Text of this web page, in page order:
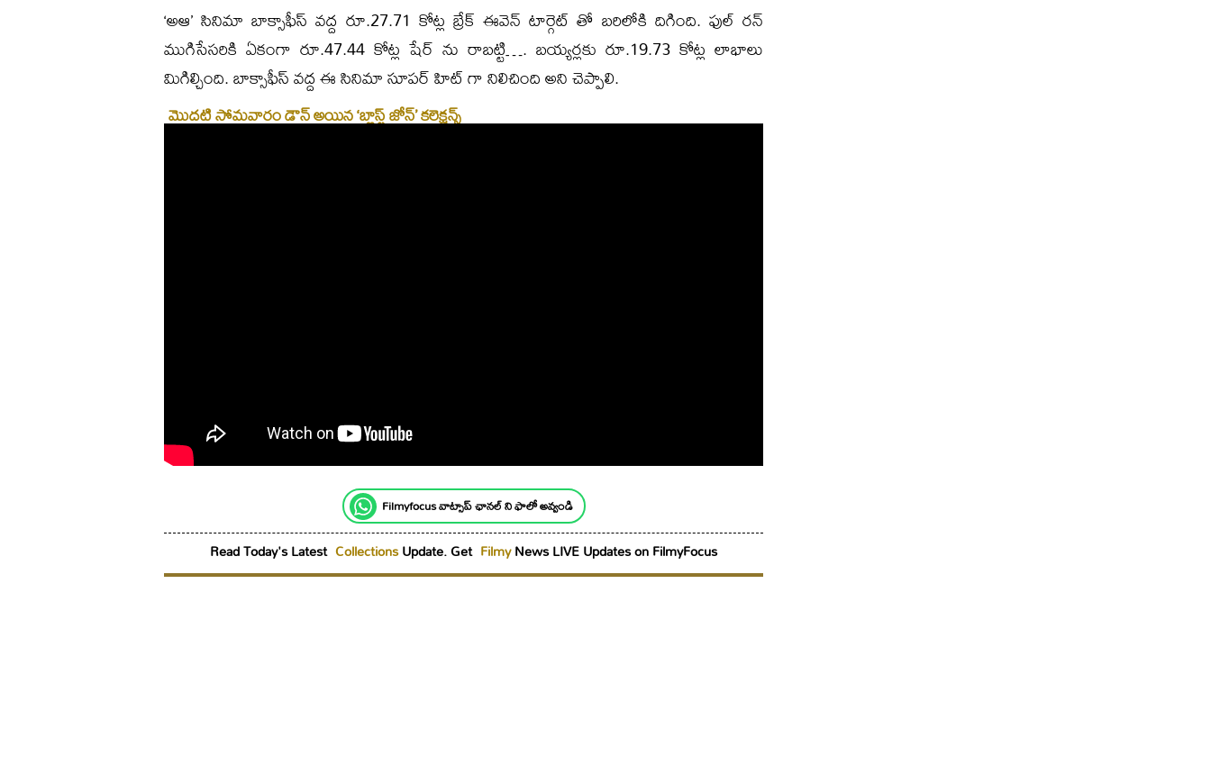
‘అఆ’ సినిమా బాక్సాఫీస్ వద్ద రూ.27.71 కోట్ల బ్రేక్ ఈవెన్ టార్గెట్ తో బరిలోకి దిగింది. ఫుల్ రన్
ముగిసేసరికి ఏకంగా రూ.47.44 కోట్ల షేర్ ను రాబట్టి…. బయ్యర్లకు రూ.19.73 కోట్ల లాభాలు
మిగిల్చింది. బాక్సాఫీస్ వద్ద ఈ సినిమా సూపర్ హిట్ గా నిలిచింది అని చెప్పాలి.
మొదటి సోమవారం డౌన్ అయిన ‘బ్లాస్ట్ జోన్’ కలెక్షన్స్
Filmyfocus వాట్సాప్ ఛానల్ ని ఫాలో అవ్వండి
Read Today's Latest CollectionsUpdate. Get FilmyNews LIVE Updates on FilmyFocus